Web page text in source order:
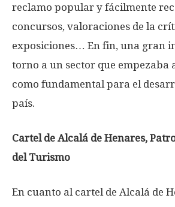
reclamo popular y fácilmente
concursos, valoraciones de la
exposiciones… En fin, una gran
torno a un sector que empezaba
como fundamental para el
país.
Cartel de Alcalá de Henares,
del Turismo
En cuanto al cartel de Alcalá de